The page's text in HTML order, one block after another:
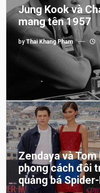
Jung Kook và
mang tên 1957
byThai Khang Pham
Zendaya và
phong cách đôi
quảng bá